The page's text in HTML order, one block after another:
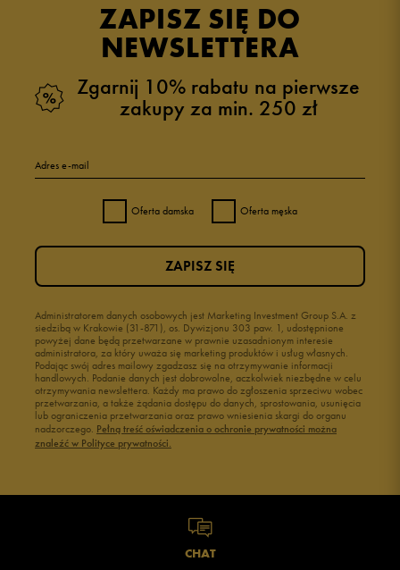
ZAPISZ SIĘ DO
NEWSLETTERA
Zgarnij 10% rabatu na pierwsze
zakupy za min. 250 zł
Adres e-mail
Oferta damska Oferta męska
Administratorem danych osobowych jest Marketing Investment Group S.A. z
siedzibą w Krakowie (31-871), os. Dywizjonu 303 paw. 1, udostępnione
powyżej dane będą przetwarzane w prawnie uzasadnionym interesie
administratora, za który uważa się marketing produktów i usług własnych.
Podając swój adres mailowy zgadzasz się na otrzymywanie informacji
handlowych. Podanie danych jest dobrowolne, aczkolwiek niezbędne w celu
otrzymywania newslettera. Każdy ma prawo do zgłoszenia sprzeciwu wobec
przetwarzania, a także żądania dostępu do danych, sprostowania, usunięcia
lub ograniczenia przetwarzania oraz prawo wniesienia skargi do organu
nadzorczego. Pełną treść oświadczenia o ochronie prywatności można
znaleźć w Polityce prywatności.
ZAPISZ SIĘ
CHAT